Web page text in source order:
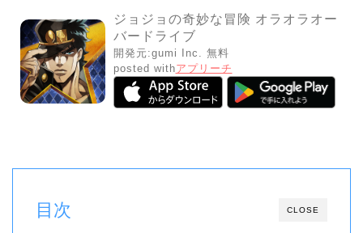
ジョジョの奇妙な冒険 オラオラオー
バードライブ
開発元:gumi Inc.
無料
posted withアプリーチ
CLOSE
目次